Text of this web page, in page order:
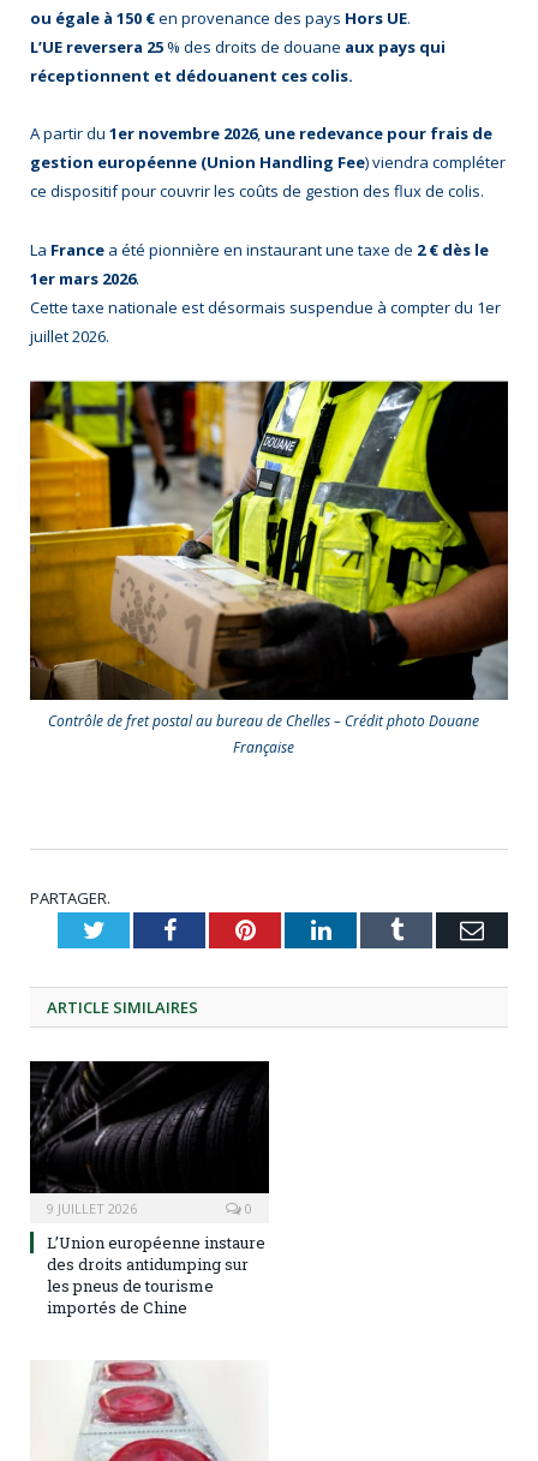
ou égale à 150 €en provenance des pays Hors UE.
L’UE reversera 25% des droits de douane aux pays qui
réceptionnent et dédouanent ces colis.
A partir du 1er novembre 2026, une redevance pour frais de
gestion européenne (Union Handling Fee) viendra compléter
ce dispositif pour couvrir les coûts de gestion des flux de colis.
La France a été pionnière en instaurant une taxe de 2 € dès le
1er mars 2026.
Cette taxe nationale est désormais suspendue à compter du 1er
juillet 2026.
Contrôle de fret postal au bureau de Chelles – Crédit photo Douane
Française
PARTAGER.
TwitterFacebookPinterestLinkedInTumblr
ARTICLE SIMILAIRES
9 JUILLET 2026 0
L’Union européenne instaure
des droits antidumping sur
les pneus de tourisme
importés de Chine